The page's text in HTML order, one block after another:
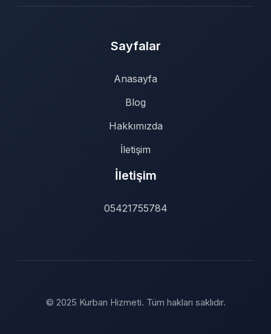
Sayfalar
Anasayfa
Blog
Hakkımızda
İletişim
İletişim
05421755784
© 2025 Kurban Hizmeti. Tüm hakları saklıdır.